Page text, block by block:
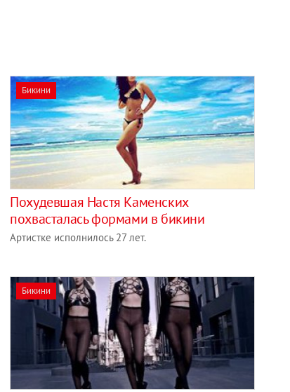
Бикини
Похудевшая Настя Каменских
похвасталась формами в бикини
Артистке исполнилось 27 лет.
Бикини